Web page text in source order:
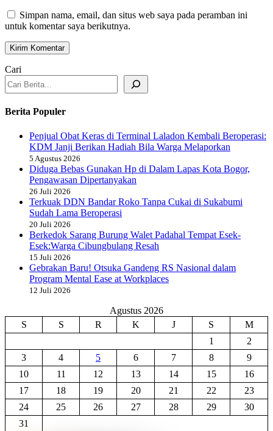
Simpan nama, email, dan situs web saya pada peramban ini
untuk komentar saya berikutnya.
Cari
Berita Populer
Penjual Obat Keras di Terminal Laladon Kembali Beroperasi:
KDM Janji Berikan Hadiah Bila Warga Melaporkan
5 Agustus 2026
Diduga Bebas Gunakan Hp di Dalam Lapas Kota Bogor,
Pengawasan Dipertanyakan
26 Juli 2026
Terkuak DDN Bandar Roko Tanpa Cukai di Sukabumi
Sudah Lama Beroperasi
20 Juli 2026
Berkedok Sarang Burung Walet Padahal Tempat Esek-
Esek:Warga Cibungbulang Resah
15 Juli 2026
Gebrakan Baru! Otsuka Gandeng RS Nasional dalam
Program Mental Ease at Workplaces
12 Juli 2026
Agustus 2026
S
S R K J S
M
1
2
3
4 5 6 7 8
9
10
11 12 13 14 15
16
17
18 19 20 21 22
23
24
25 26 27 28 29
30
31